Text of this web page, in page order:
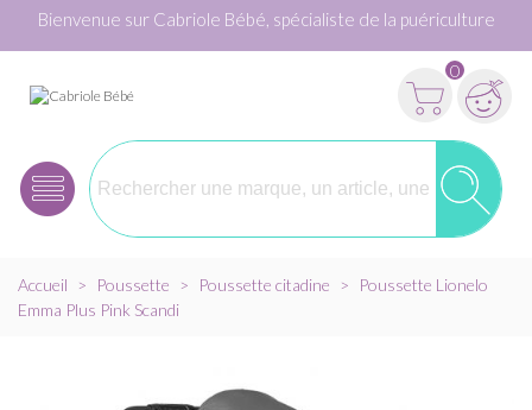
Bienvenue sur Cabriole Bébé, spécialiste de la puériculture
0
Accueil > Poussette > Poussette citadine >
Poussette Lionelo
Emma Plus Pink Scandi